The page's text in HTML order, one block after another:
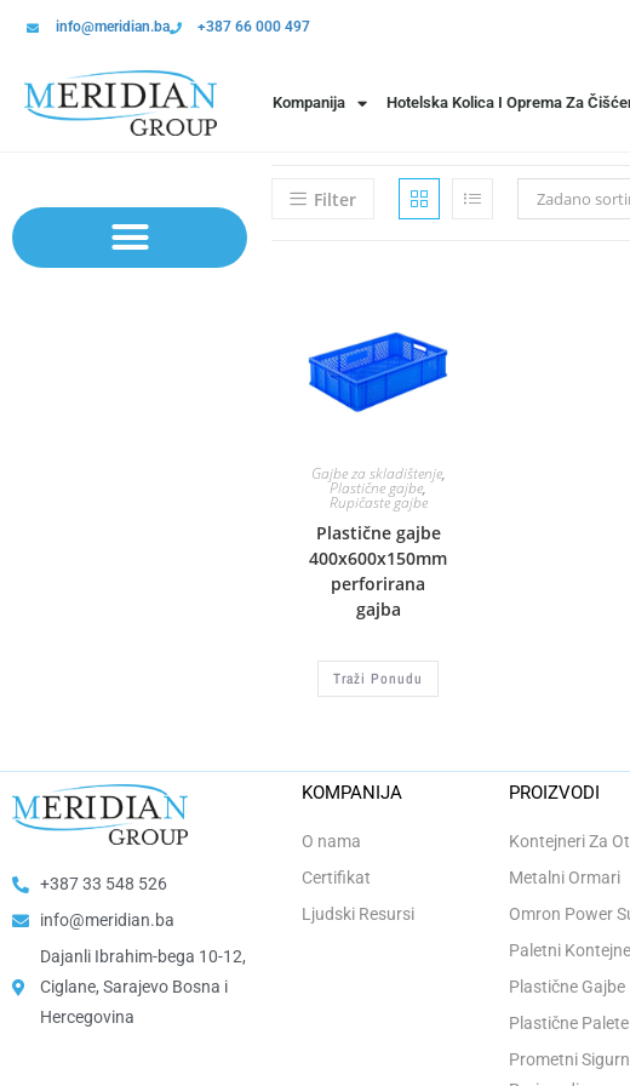
info@meridian.ba +387 66 000 497
Kompanija Hotelska Kolica I Oprema Za
Filter Zadano
Gajbe za skladištenje,
Plastične gajbe,
Rupičaste gajbe
Plastične gajbe
400x600x150mm
perforirana
gajba
Traži Ponudu
+387 33 548 526
info@meridian.ba
Dajanli Ibrahim-bega 10-12,
Ciglane, Sarajevo Bosna i
Hercegovina​
KOMPANIJA
O nama
Certifikat
Ljudski Resursi
PROIZVODI
Kontejneri Za
Metalni Ormari
Omron Power
Paletni
Plastične Gajbe
Plastične Palete
Prometni